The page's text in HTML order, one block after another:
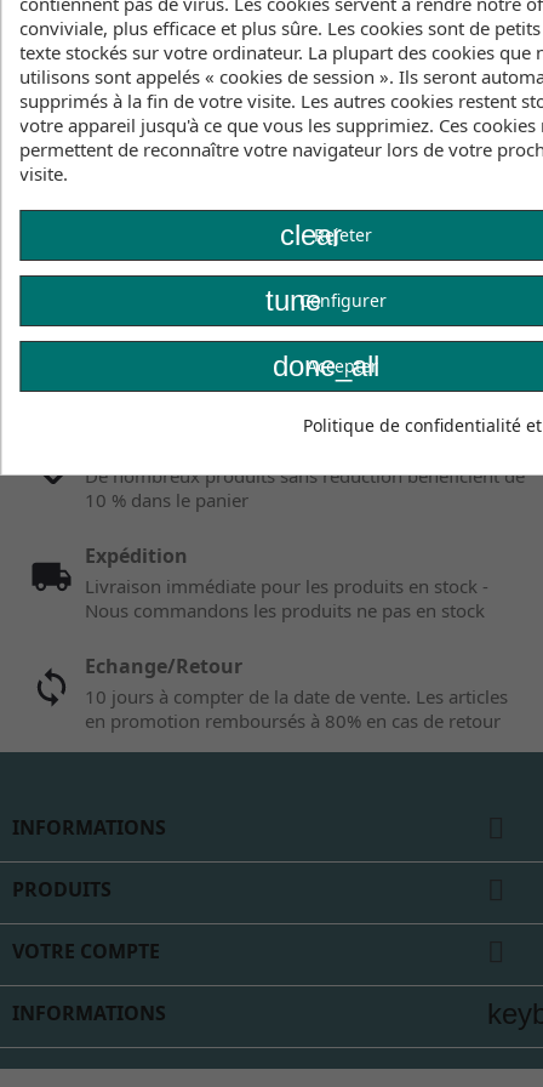
Cliquez ici pour voir l'inventaire des produits
Description
Détails du produit
Inventaire
De nombreux produits sans réduction bénéficient de
10 % dans le panier
Expédition
Livraison immédiate pour les produits en stock -
Nous commandons les produits ne pas en stock
Echange/Retour
10 jours à compter de la date de vente. Les articles
en promotion remboursés à 80% en cas de retour
INFORMATIONS
PRODUITS
VOTRE COMPTE
INFORMATIONS
conviviale, plus efficace et plus sûre. Les cookies sont de
texte stockés sur votre ordinateur. La plupart des cookies que
utilisons sont appelés « cookies de session ». Ils seront
supprimés à la fin de votre visite. Les autres cookies restent
votre appareil jusqu'à ce que vous les supprimiez. Ces cookies
permettent de reconnaître votre navigateur lors de votre
visite.
clearRejeter
tuneConfigurer
done_all
Accepter
Politique de confidentialité